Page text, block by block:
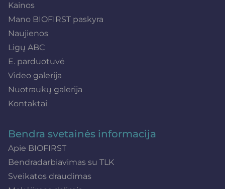
Kainos
Mano BIOFIRST paskyra
Naujienos
Ligų ABC
E. parduotuvė
Video galerija
Nuotraukų galerija
Kontaktai
Bendra svetainės informacija
Apie BIOFIRST
Bendradarbiavimas su TLK
Sveikatos draudimas